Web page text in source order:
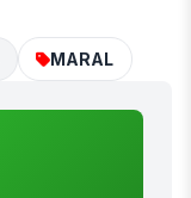
MARAL